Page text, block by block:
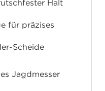
Halt
für präzises
Scheide
Jagdmesser